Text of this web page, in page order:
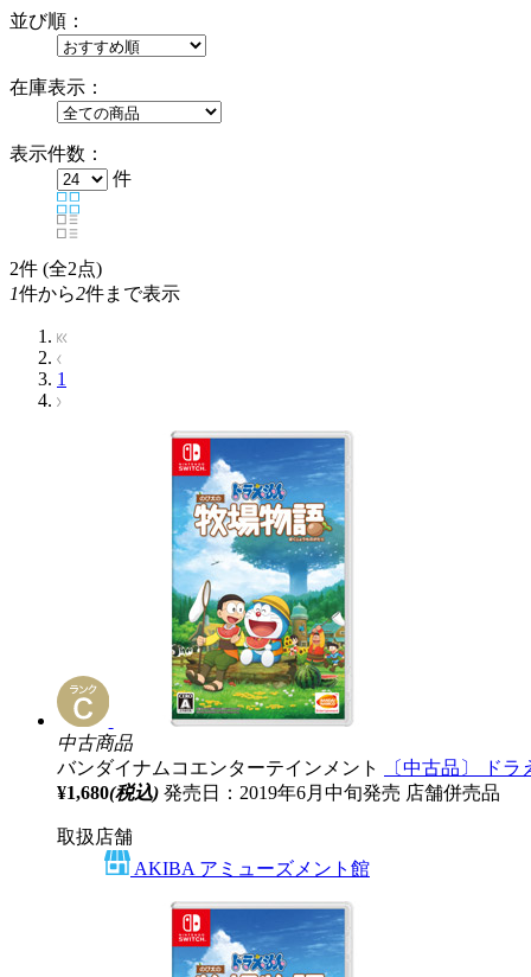
並び順：
在庫表示：
表示件数：
件
2件 (全2点)
1件から2件まで表示
1
中古商品
バンダイナムコエンターテインメント
〔中古品〕 ド
¥1,680(税込) 発売日：2019年6月中旬発売 店舗併売品
取扱店舗
AKIBA アミューズメント館